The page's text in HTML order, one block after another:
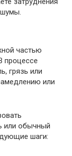
шумы.
частью
процессе
грязь или
или
или обычный
шаги: